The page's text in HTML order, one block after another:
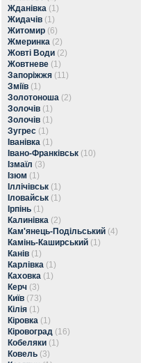
Жданівка (1)
Жидачів (1)
Житомир (6)
Жмеринка (2)
Жовті Води (2)
Жовтневе (1)
Запоріжжя (11)
Зміїв (1)
Золотоноша (2)
Золочів (1)
Золочів (1)
Зугрес (1)
Іванівка (1)
Івано-Франківськ (10)
Ізмаїл (3)
Ізюм (1)
Іллічівськ (1)
Іловайськ (1)
Ірпінь (1)
Калинівка (2)
Кам'янець-Подільський (4)
Камінь-Каширський (1)
Канів (1)
Карлівка (1)
Каховка (1)
Керч (3)
Київ (73)
Кілія (1)
Кіровка (1)
Кіровоград (16)
Кобеляки (1)
Ковель (3)